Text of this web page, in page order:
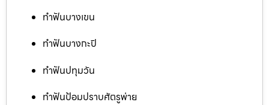
ทำฟันบางเขน
ทำฟันบางกะปิ
ทำฟันปทุมวัน
ทำฟันป้อมปราบศัตรูพ่าย